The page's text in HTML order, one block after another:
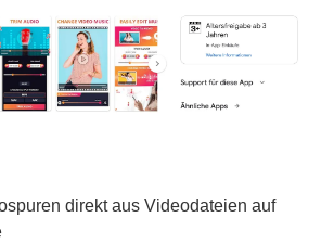
direkt aus Videodateien auf